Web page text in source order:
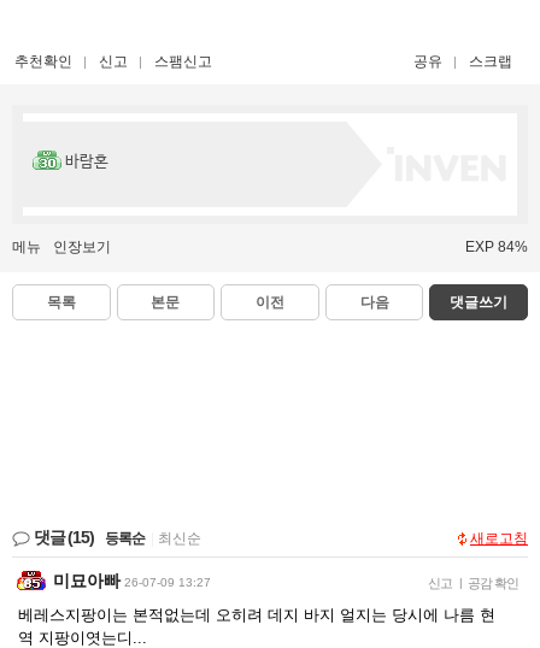
추천확인 신고 스팸신고 공유 스크랩
바람혼
메뉴 인장보기 EXP 84%
목록 본문 이전 다음 댓글쓰기
댓글(15) 등록순 최신순 새로고침
미묘아빠 26-07-09 13:27 신고 | 공감 확인
베레스지팡이는 본적없는데 오히려 데지 바지 얼지는 당시에 나름 현
역 지팡이엿는디...